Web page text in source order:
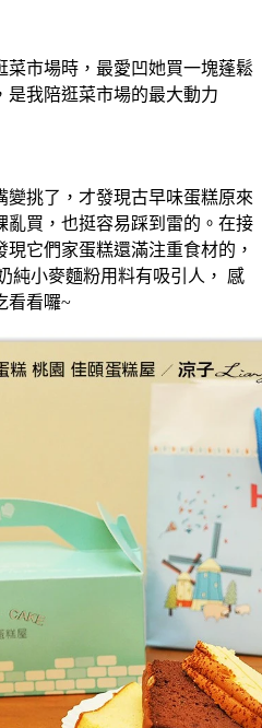
菜市場時，最愛凹她買一塊蓬鬆
是我陪逛菜市場的最大動力
變挑了，才發現古早味蛋糕原來
亂買，也挺容易踩到雷的。在接
它們家蛋糕還滿注重食材的，
純小麥麵粉用料有吸引人， 感
看看囉~